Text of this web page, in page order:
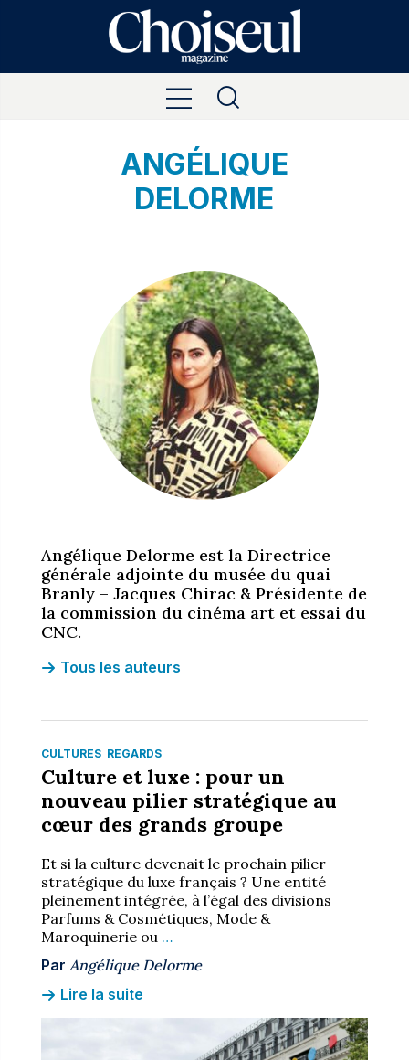
ANGÉLIQUE
DELORME
Angélique Delorme est la Directrice
générale adjointe du musée du quai
Branly – Jacques Chirac & Présidente de
la commission du cinéma art et essai du
CNC.
Tous les auteurs
CULTURES REGARDS
Culture et luxe : pour un
nouveau pilier stratégique au
cœur des grands groupe
Et si la culture devenait le prochain pilier
stratégique du luxe français ? Une entité
pleinement intégrée, à l’égal des divisions
Parfums & Cosmétiques, Mode &
Maroquinerie ou …
Par Angélique Delorme
Lire la suite